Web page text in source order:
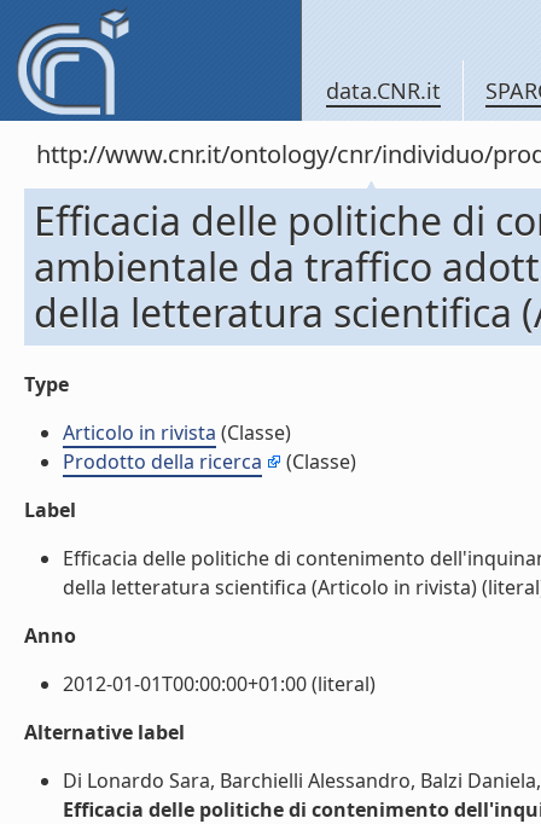
data.CNR.it
http://www.cnr.it/ontology/cnr/individuo/
Efficacia delle politiche di
ambientale da traffico
della letteratura scientifica
Type
Articolo in rivista (Classe)
Prodotto della ricerca
(Classe)
Label
Efficacia delle politiche di contenimento
della letteratura scientifica (Articolo in rivista)
Anno
2012-01-01T00:00:00+01:00 (literal)
Alternative label
Di Lonardo Sara, Barchielli Alessandro, Balzi
Efficacia delle politiche di contenimento